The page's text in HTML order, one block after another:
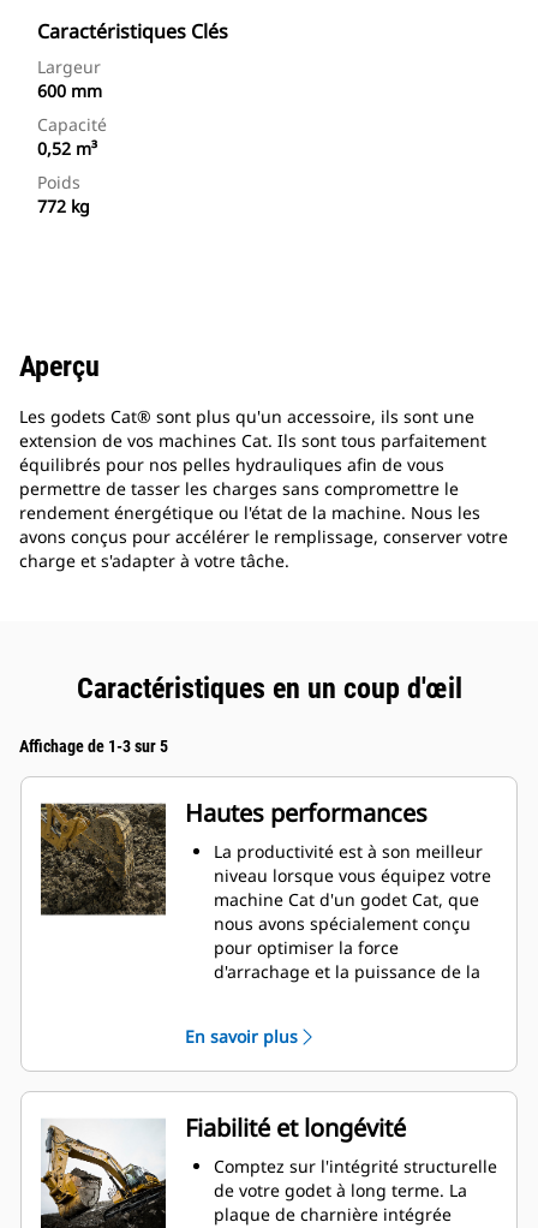
Caractéristiques Clés
Largeur
600 mm
Capacité
0,52 m³
Poids
772 kg
Aperçu
Les godets Cat® sont plus qu'un accessoire, ils sont une
extension de vos machines Cat. Ils sont tous parfaitement
équilibrés pour nos pelles hydrauliques afin de vous
permettre de tasser les charges sans compromettre le
rendement énergétique ou l'état de la machine. Nous les
avons conçus pour accélérer le remplissage, conserver votre
charge et s'adapter à votre tâche.
Caractéristiques en un coup d'œil
Affichage de 1-3 sur 5
Hautes performances
La productivité est à son meilleur
niveau lorsque vous équipez votre
machine Cat d'un godet Cat, que
nous avons spécialement conçu
pour optimiser la force
d'arrachage et la puissance de la
double améliore le flux des
matières dans le godet. Le
dégagement de talon accru
garantit que le fond du godet ne
frotte pas, ce qui réduit les coûts
d'entretien.
La consommation de carburant est
maximale lors de l'excavation. Les
En savoir plus
Fiabilité et longévité
Comptez sur l'intégrité structurelle
de votre godet à long terme. La
plaque de charnière intégrée